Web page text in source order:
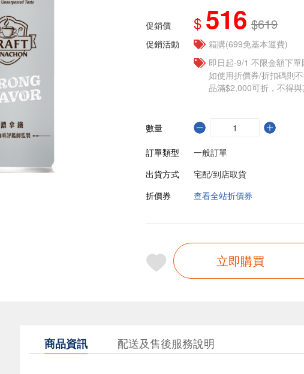
促銷價 $ 516 $619
促銷活動
箱購(699免基本運費)
即日起-9/1 不限金額下
如使用折價券/折扣碼則
品滿$2,000可折，不得
數量
訂單類型
一般訂單
出貨方式
宅配/到店取貨
折價券
查看全站折價券
立即購買
商品資訊 配送及售後服務說明